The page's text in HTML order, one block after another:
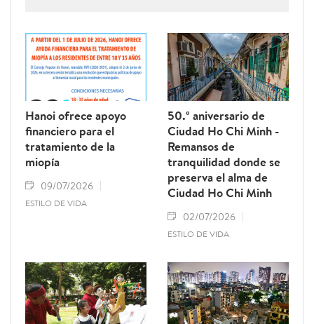
Hanoi ofrece apoyo
financiero para el
tratamiento de la
miopía
09/07/2026
ESTILO DE VIDA
50.º aniversario de
Ciudad Ho Chi Minh -
Remansos de
tranquilidad donde se
preserva el alma de
Ciudad Ho Chi Minh
02/07/2026
ESTILO DE VIDA